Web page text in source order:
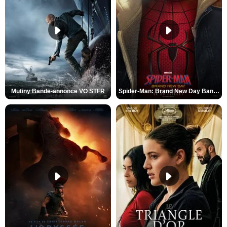
Mutiny Bande-annonce VO STFR Spider-Man: Brand New Day Bande-annonce VO STFR